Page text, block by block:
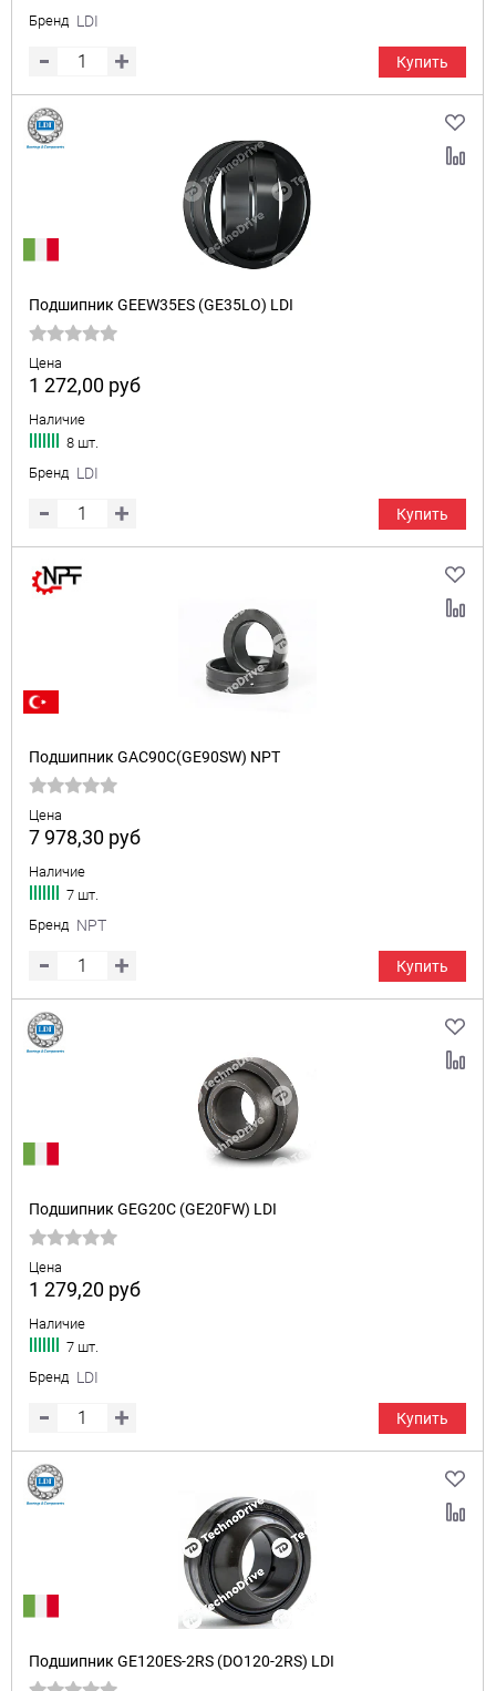
Бренд LDI
Купить
Подшипник GEEW35ES (GE35LO) LDI
Цена
1 272,00 руб
Наличие
8 шт.
Бренд LDI
Купить
Подшипник GAC90C(GE90SW) NPT
Цена
7 978,30 руб
Наличие
7 шт.
Бренд NPT
Купить
Подшипник GEG20C (GE20FW) LDI
Цена
1 279,20 руб
Наличие
7 шт.
Бренд LDI
Купить
Подшипник GE120ES-2RS (DO120-2RS) LDI